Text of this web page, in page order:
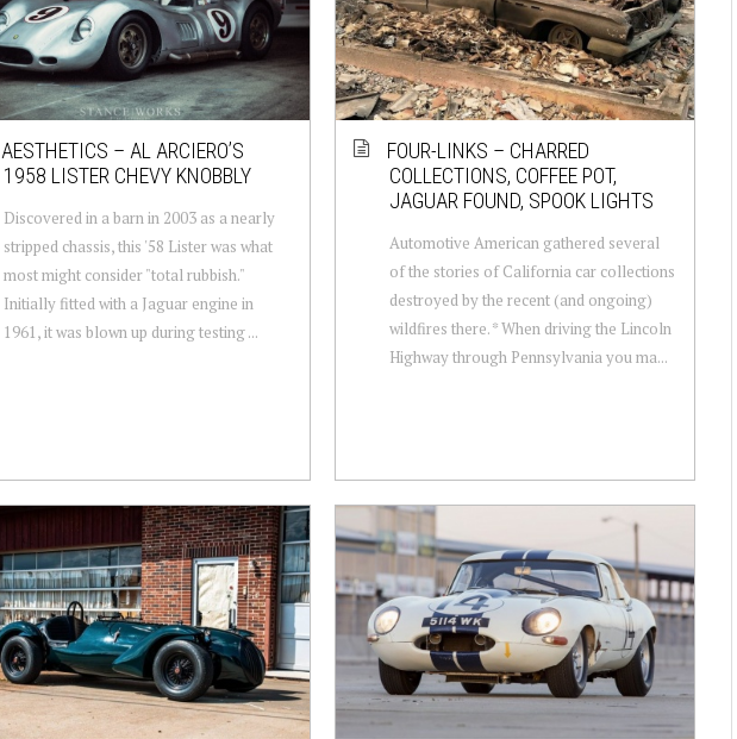
AESTHETICS – AL ARCIERO’S
1958 LISTER CHEVY KNOBBLY
Discovered in a barn in 2003 as a nearly
stripped chassis, this '58 Lister was what
most might consider "total rubbish."
Initially fitted with a Jaguar engine in
1961, it was blown up during testing ...
FOUR-LINKS – CHARRED
COLLECTIONS, COFFEE POT,
JAGUAR FOUND, SPOOK LIGHTS
Automotive American gathered several
of the stories of California car collections
destroyed by the recent (and ongoing)
wildfires there. * When driving the Lincoln
Highway through Pennsylvania you ma...